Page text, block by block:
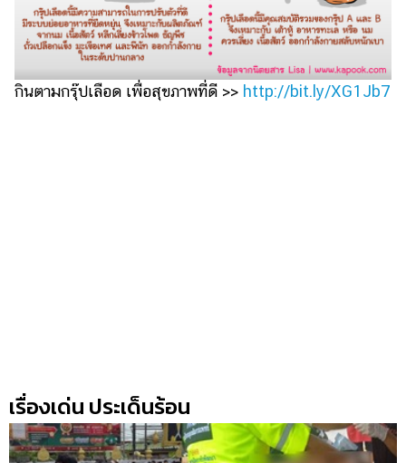
หญิง
ผู้ชาย
สุขภาพ
ตกแต่ง
มือ
กินตามกรุ๊ปเลือด เพื่อสุขภาพที่ดี >> http://bit.ly/XG1Jb7
เรื่องเด่น ประเด็นร้อน